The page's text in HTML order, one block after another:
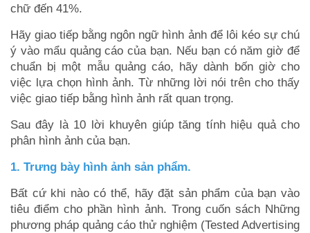
chữ đến 41%.
Hãy giao tiếp bằng ngôn ngữ hình ảnh để lôi kéo sự chú
ý vào mẩu quảng cáo của bạn. Nếu bạn có năm giờ để
chuẩn bị một mẫu quảng cáo, hãy dành bốn giờ cho
việc lựa chọn hình ảnh. Từ những lời nói trên cho thấy
việc giao tiếp bằng hình ảnh rất quan trọng.
Sau đây là 10 lời khuyên giúp tăng tính hiệu quả cho
phân hình ảnh của bạn.
1. Trưng bày hình ảnh sản phẩm.
Bất cứ khi nào có thể, hãy đặt sản phẩm của bạn vào
tiêu điểm cho phần hình ảnh. Trong cuốn sách Những
phương pháp quảng cáo thử nghiệm (Tested Advertising